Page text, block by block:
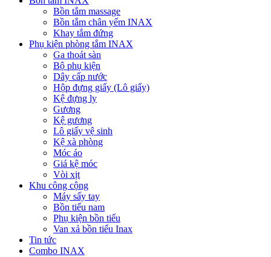
Bồn tắm massage
Bồn tắm chân yếm INAX
Khay tắm đứng
Phụ kiện phòng tắm INAX
Ga thoát sàn
Bộ phụ kiện
Dây cấp nước
Hộp đựng giấy (Lô giấy)
Kệ đựng ly
Gương
Kệ gương
Lô giấy vệ sinh
Kệ xà phòng
Móc áo
Giá kệ móc
Vòi xịt
Khu công cộng
Máy sấy tay
Bồn tiểu nam
Phụ kiện bồn tiểu
Van xả bồn tiểu Inax
Tin tức
Combo INAX